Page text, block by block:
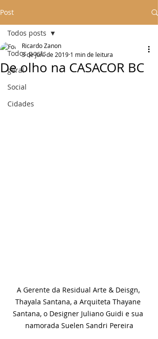
Post
Todos posts
geral
Social
Cidades
Todos posts
De olho na CASACOR BC
Ricardo Zanon
3 de jun. de 2019 1 min de leitura
A Gerente da Residual Arte & Deisgn,
Thayala Santana, a Arquiteta Thayane
Santana, o Designer Juliano Guidi e sua
namorada Suelen Sandri Pereira